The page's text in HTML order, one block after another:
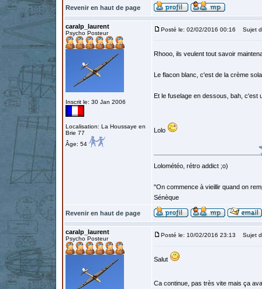
Revenir en haut de page
caralp_laurent
Psycho Posteur
Inscrit le: 30 Jan 2006
Localisation: La Houssaye en
Brie 77
Âge: 54
Posté le: 02/02/2016 00:16 Sujet
Rhooo, ils veulent tout savoir
Le flacon blanc, c'est de la crème
Et le fuselage en dessous, bah, c'est
Lolo
Lolométéo, rétro addict ;o)
"On commence à vieillir quand on
Sénèque
Revenir en haut de page
caralp_laurent
Psycho Posteur
Posté le: 10/02/2016 23:13 Sujet
Salut
Ca continue, pas très vite mais ça